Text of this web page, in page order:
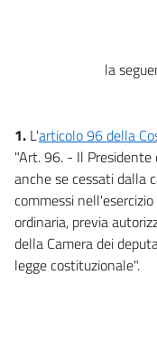
la
1. L'articolo 96 della
"Art. 96. - Il Presidente
anche se cessati dalla
commessi
ordinaria, previa
della Camera dei
legge costituzionale".